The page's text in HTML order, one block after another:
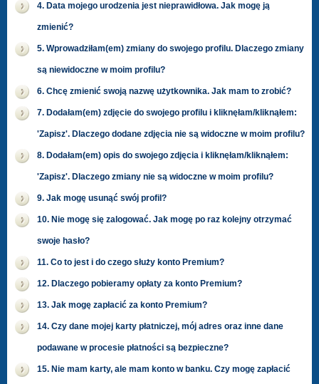
4. Data mojego urodzenia jest nieprawidłowa. Jak mogę ją
zmienić?
5. Wprowadziłam(em) zmiany do swojego profilu. Dlaczego zmiany
są niewidoczne w moim profilu?
6. Chcę zmienić swoją nazwę użytkownika. Jak mam to zrobić?
7. Dodałam(em) zdjęcie do swojego profilu i kliknęłam/kliknąłem:
'Zapisz'. Dlaczego dodane zdjęcia nie są widoczne w moim profilu?
8. Dodałam(em) opis do swojego zdjęcia i kliknęłam/kliknąłem:
'Zapisz'. Dlaczego zmiany nie są widoczne w moim profilu?
9. Jak mogę usunąć swój profil?
10. Nie mogę się zalogować. Jak mogę po raz kolejny otrzymać
swoje hasło?
11. Co to jest i do czego służy konto Premium?
12. Dlaczego pobieramy opłaty za konto Premium?
13. Jak mogę zapłacić za konto Premium?
14. Czy dane mojej karty płatniczej, mój adres oraz inne dane
podawane w procesie płatności są bezpieczne?
15. Nie mam karty, ale mam konto w banku. Czy mogę zapłacić